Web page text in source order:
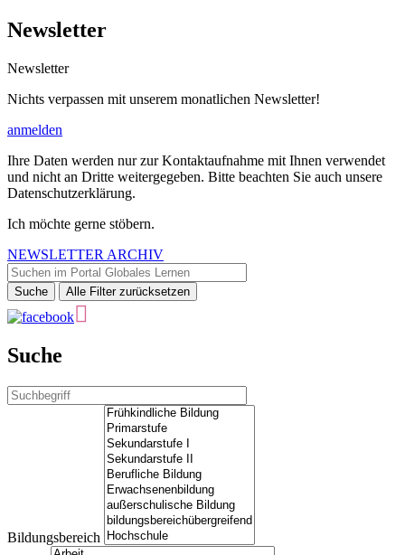
Newsletter
Newsletter
Nichts verpassen mit unserem monatlichen Newsletter!
anmelden
Ihre Daten werden nur zur Kontaktaufnahme mit Ihnen verwendet
und nicht an Dritte weitergegeben. Bitte beachten Sie auch unsere
Datenschutzerklärung.
Ich möchte gerne stöbern.
NEWSLETTER ARCHIV
Suche
Bildungsbereich